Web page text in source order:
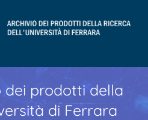
dei prodotti della
di Ferrara